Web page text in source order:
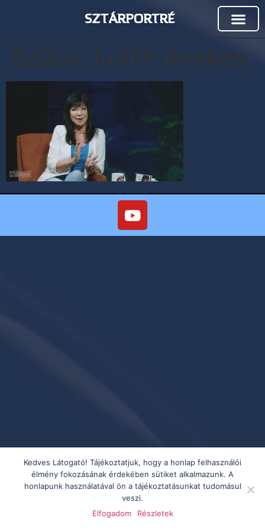
SZTÁRPORTRÉ
Szűcs Judith énekes
Kedves Látogató! Tájékoztatjuk, hogy a honlap felhasználói
élmény fokozásának érdekében sütiket alkalmazunk. A
honlapunk használatával ön a tájékoztatásunkat tudomásul
veszi.
Elfogadom
Részletek